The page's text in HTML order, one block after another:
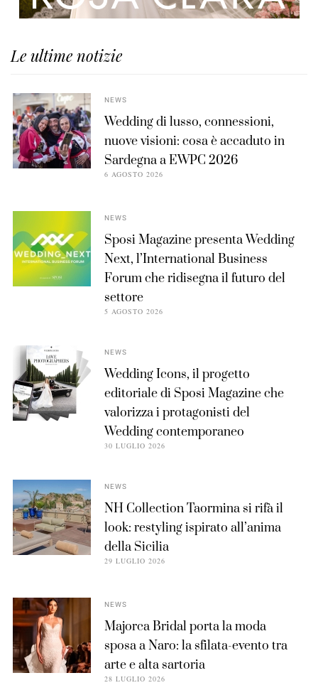
Le ultime notizie
NEWS
Wedding di lusso, connessioni,
nuove visioni: cosa è accaduto in
Sardegna a EWPC 2026
6 AGOSTO 2026
NEWS
Sposi Magazine presenta Wedding
Next, l’International Business
Forum che ridisegna il futuro del
settore
5 AGOSTO 2026
NEWS
Wedding Icons, il progetto
editoriale di Sposi Magazine che
valorizza i protagonisti del
Wedding contemporaneo
30 LUGLIO 2026
NEWS
NH Collection Taormina si rifà il
look: restyling ispirato all’anima
della Sicilia
29 LUGLIO 2026
NEWS
Majorca Bridal porta la moda
sposa a Naro: la sfilata-evento tra
arte e alta sartoria
28 LUGLIO 2026